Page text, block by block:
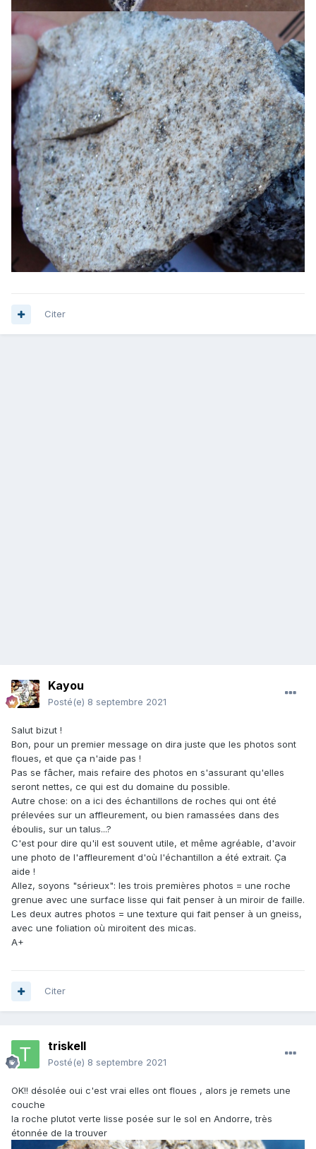
Citer
Kayou
Posté(e) 8 septembre 2021
Salut bizut !
Bon, pour un premier message on dira juste que les photos sont
floues, et que ça n'aide pas !
Pas se fâcher, mais refaire des photos en s'assurant qu'elles
seront nettes, ce qui est du domaine du possible.
Autre chose: on a ici des échantillons de roches qui ont été
prélevées sur un affleurement, ou bien ramassées dans des
éboulis, sur un talus...?
C'est pour dire qu'il est souvent utile, et même agréable, d'avoir
une photo de l'affleurement d'où l'échantillon a été extrait. Ça
aide !
Allez, soyons "sérieux": les trois premières photos = une roche
grenue avec une surface lisse qui fait penser à un miroir de faille.
Les deux autres photos = une texture qui fait penser à un gneiss,
avec une foliation où miroitent des micas.
A+
Citer
triskell
Posté(e) 8 septembre 2021
OK!! désolée oui c'est vrai elles ont floues , alors je remets une
couche
la roche plutot verte lisse posée sur le sol en Andorre, très
étonnée de la trouver